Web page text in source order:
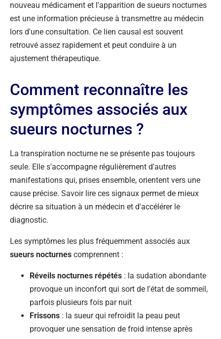
nouveau médicament et l'apparition de sueurs nocturnes
est une information précieuse à transmettre au médecin
lors d'une consultation. Ce lien causal est souvent
retrouvé assez rapidement et peut conduire à un
ajustement thérapeutique.
Comment reconnaître les
symptômes associés aux
sueurs nocturnes ?
La transpiration nocturne ne se présente pas toujours
seule. Elle s'accompagne régulièrement d'autres
manifestations qui, prises ensemble, orientent vers une
cause précise. Savoir lire ces signaux permet de mieux
décrire sa situation à un médecin et d'accélérer le
diagnostic.
Les symptômes les plus fréquemment associés aux
sueurs nocturnes comprennent :
Réveils nocturnes répétés : la sudation abondante
provoque un inconfort qui sort de l'état de sommeil,
parfois plusieurs fois par nuit
Frissons : la sueur qui refroidit la peau peut
provoquer une sensation de froid intense après